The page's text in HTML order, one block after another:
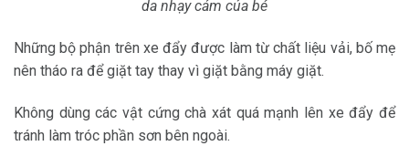
da nhạy cảm của bé
Những bộ phận trên xe đẩy được làm từ chất liệu vải, bố mẹ
nên tháo ra để giặt tay thay vì giặt bằng máy giặt.
Không dùng các vật cứng chà xát quá mạnh lên xe đẩy để
tránh làm tróc phần sơn bên ngoài.